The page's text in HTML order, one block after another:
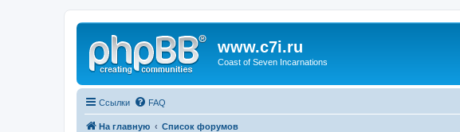
www.c7i.ru
Coast of Seven Incarnations
Ссылки FAQ
На главную Список форумов